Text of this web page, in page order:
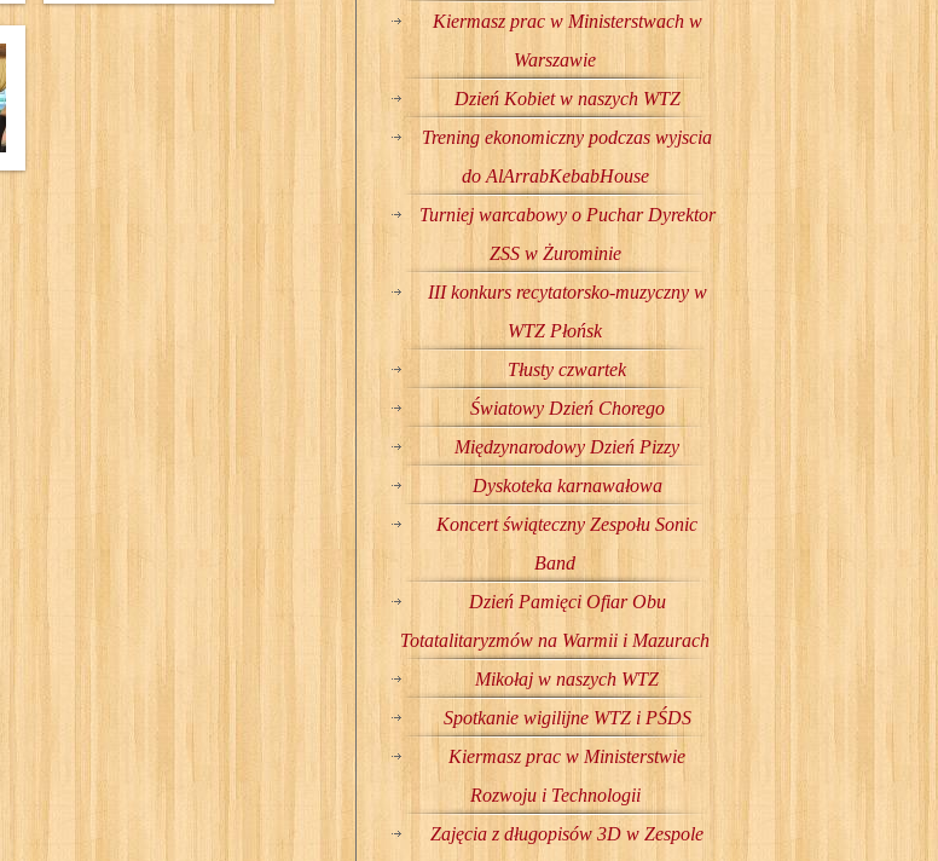
Kiermasz prac w Ministerstwach w
Warszawie
Dzień Kobiet w naszych WTZ
Trening ekonomiczny podczas wyjscia
do AlArrabKebabHouse
Turniej warcabowy o Puchar Dyrektor
ZSS w Żurominie
III konkurs recytatorsko-muzyczny w
WTZ Płońsk
Tłusty czwartek
Światowy Dzień Chorego
Międzynarodowy Dzień Pizzy
Dyskoteka karnawałowa
Koncert świąteczny Zespołu Sonic
Band
Dzień Pamięci Ofiar Obu
Totatalitaryzmów na Warmii i Mazurach
Mikołaj w naszych WTZ
Spotkanie wigilijne WTZ i PŚDS
Kiermasz prac w Ministerstwie
Rozwoju i Technologii
Zajęcia z długopisów 3D w Zespole